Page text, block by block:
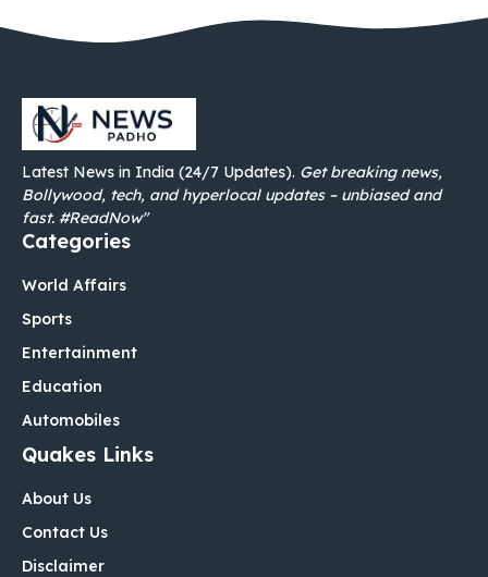
Latest News in India (24/7 Updates). Get breaking news,
Bollywood, tech, and hyperlocal updates – unbiased and
fast. #ReadNow"
Categories
World Affairs
Sports
Entertainment
Education
Automobiles
Quakes Links
About Us
Contact Us
Disclaimer